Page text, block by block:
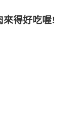
來得好吃喔!